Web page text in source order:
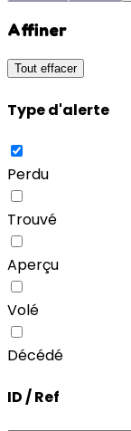
Affiner
Tout effacer
Type d'alerte
Perdu
Trouvé
Aperçu
Volé
Décédé
ID / Ref